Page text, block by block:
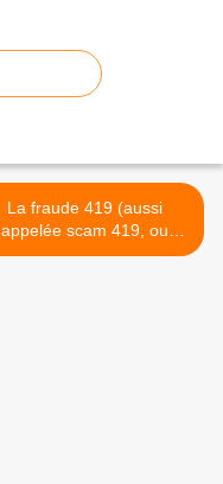
La fraude 419 (aussi
appelée scam 419, ou
arnaque nigériane) >